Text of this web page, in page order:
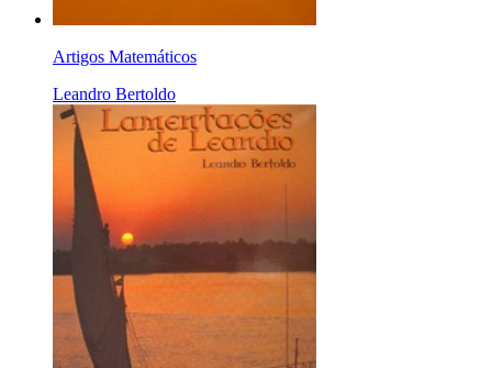
Artigos Matemáticos
Leandro Bertoldo